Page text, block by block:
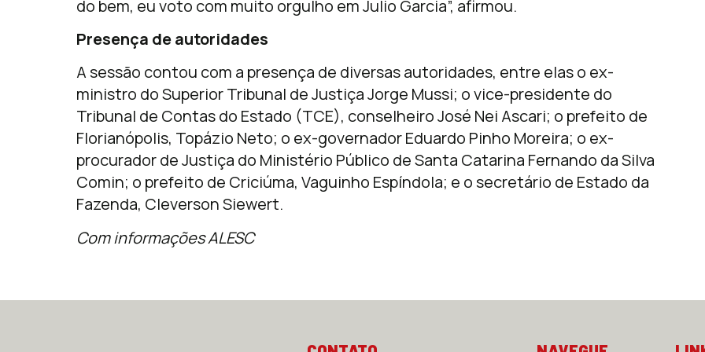
do bem, eu voto com muito orgulho em Julio Garcia”, afirmou.
Presença de autoridades
A sessão contou com a presença de diversas autoridades, entre elas o ex-
ministro do Superior Tribunal de Justiça Jorge Mussi; o vice-presidente do
Tribunal de Contas do Estado (TCE), conselheiro José Nei Ascari; o prefeito de
Florianópolis, Topázio Neto; o ex-governador Eduardo Pinho Moreira; o ex-
procurador de Justiça do Ministério Público de Santa Catarina Fernando da Silva
Comin; o prefeito de Criciúma, Vaguinho Espíndola; e o secretário de Estado da
Fazenda, Cleverson Siewert.
Com informações ALESC